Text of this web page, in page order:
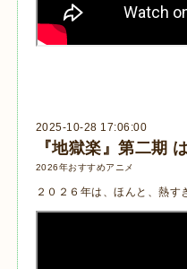
2025-10-28 17:06:00
『地獄楽』第二期
2026年おすすめアニメ
２０２６年は、ほんと、熱す